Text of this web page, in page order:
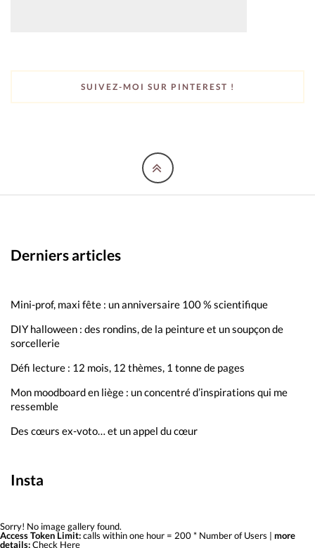
SUIVEZ-MOI SUR PINTEREST !
Derniers articles
Mini-prof, maxi fête : un anniversaire 100 % scientifique
DIY halloween : des rondins, de la peinture et un soupçon de
sorcellerie
Défi lecture : 12 mois, 12 thèmes, 1 tonne de pages
Mon moodboard en liège : un concentré d’inspirations qui me
ressemble
Des cœurs ex-voto… et un appel du cœur
Insta
Sorry! No image gallery found.
Access Token Limit:calls within one hour = 200 * Number of Users | more
details:Check Here